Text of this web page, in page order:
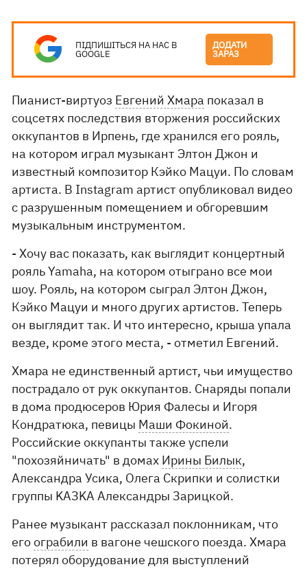
ПІДПИШІТЬСЯ НА НАС В
GOOGLE
ДОДАТИ
ЗАРАЗ
Пианист-виртуоз Евгений Хмара показал в
соцсетях последствия вторжения российских
оккупантов в Ирпень, где хранился его рояль,
на котором играл музыкант Элтон Джон и
известный композитор Кэйко Мацуи. По словам
артиста. В Instagram артист опубликовал видео
с разрушенным помещением и обгоревшим
музыкальным инструментом.
- Хочу вас показать, как выглядит концертный
рояль Yamaha, на котором отыграно все мои
шоу. Рояль, на котором сыграл Элтон Джон,
Кэйко Мацуи и много других артистов. Теперь
он выглядит так. И что интересно, крыша упала
везде, кроме этого места, - отметил Евгений.
Хмара не единственный артист, чьи имущество
пострадало от рук оккупантов. Снаряды попали
в дома продюсеров Юрия Фалесы и Игоря
Кондратюка, певицы Маши Фокиной.
Российские оккупанты также успели
"похозяйничать" в домах Ирины Билык,
Александра Усика, Олега Скрипки и солистки
группы KAЗKA Александры Зарицкой.
Ранее музыкант рассказал поклонникам, что
егоограбили в вагоне чешского поезда. Хмара
потерял оборудование для выступлений